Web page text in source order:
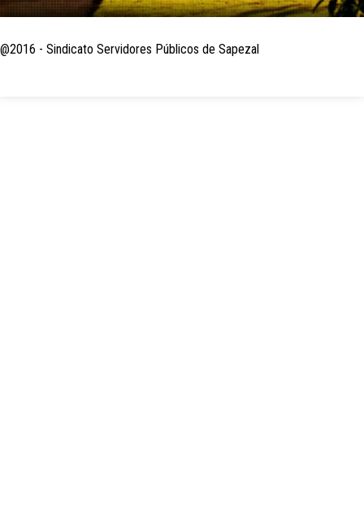
@2016 - Sindicato Servidores Públicos de Sapezal